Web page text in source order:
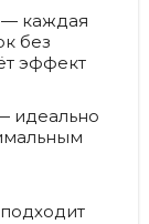
— каждая
без
эффект
идеально